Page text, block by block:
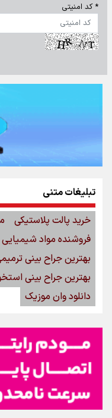
* کد امنیتی
تبلیغات متنی
خرید پالت پلاستیکی
فروشنده مواد شیمیایی
بهترین جراح بینی
بهترین جراح بینی
دانلود وان موزیک